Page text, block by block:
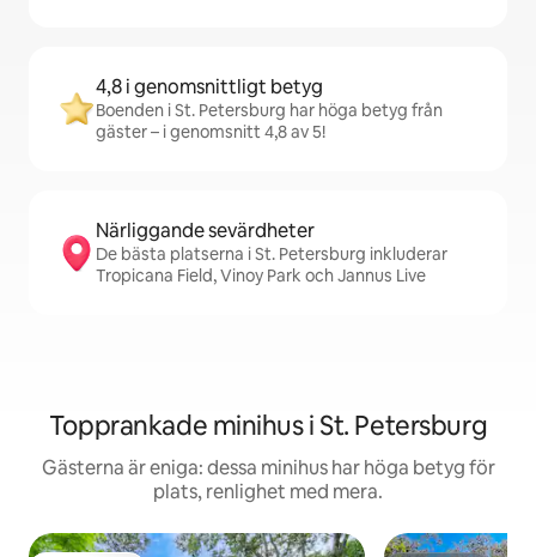
4,8 i genomsnittligt betyg
Boenden i St. Petersburg har höga betyg från
gäster – i genomsnitt 4,8 av 5!
Närliggande sevärdheter
De bästa platserna i St. Petersburg inkluderar
Tropicana Field, Vinoy Park och Jannus Live
Topprankade minihus i St. Petersburg
Gästerna är eniga: dessa minihus har höga betyg för
plats, renlighet med mera.